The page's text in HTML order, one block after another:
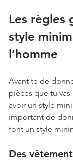
Les règles
style
l’homme
Avant te de
pièces que tu
avoir un style
important de
font un style
Des